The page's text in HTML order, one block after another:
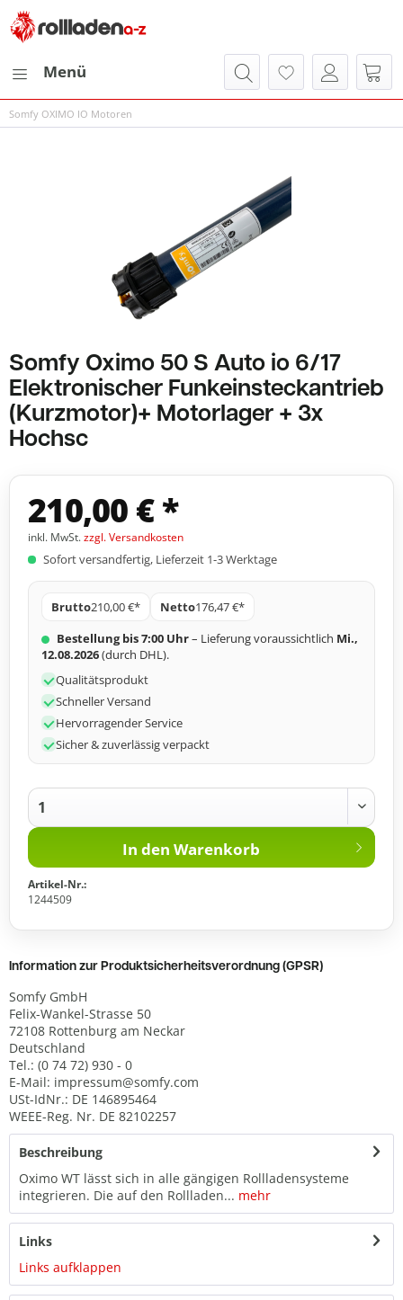
Menü
Somfy OXIMO IO Motoren
Somfy Oximo 50 S Auto io 6/17
Elektronischer Funkeinsteckantrieb
(Kurzmotor)+ Motorlager + 3x
Hochsc
210,00 € *
inkl. MwSt.zzgl. Versandkosten
Sofort versandfertig, Lieferzeit 1-3 Werktage
Brutto210,00 €* Netto176,47 €*
Bestellung bis 7:00 Uhr– Lieferung voraussichtlich Mi.,
12.08.2026(durch DHL).
Qualitätsprodukt
Schneller Versand
Hervorragender Service
Sicher & zuverlässig verpackt
In den Warenkorb
Artikel-Nr.:
1244509
Information zur Produktsicherheitsverordnung (GPSR)
Somfy GmbH
Felix-Wankel-Strasse 50
72108 Rottenburg am Neckar
Deutschland
Tel.: (0 74 72) 930 - 0
E-Mail: impressum@somfy.com
USt-IdNr.: DE 146895464
WEEE-Reg. Nr. DE 82102257
Beschreibung
Oximo WT lässt sich in alle gängigen Rollladensysteme
integrieren. Die auf den Rollladen... mehr
Links
Links aufklappen